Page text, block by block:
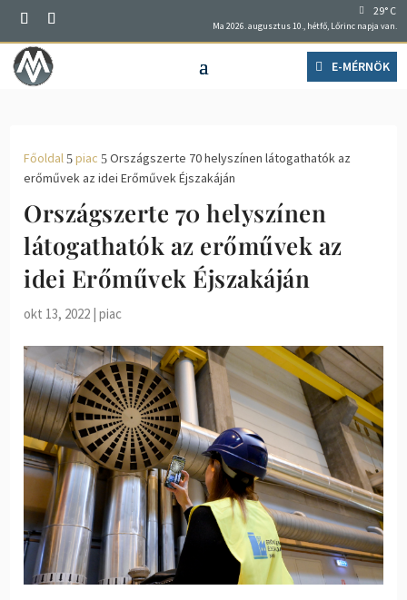
29° C
Ma 2026. augusztus 10., hétfő, Lőrinc napja van.
E-MÉRNÖK
Főoldal 5 piac 5 Országszerte 70 helyszínen látogathatók az
erőművek az idei Erőművek Éjszakáján
Országszerte 70 helyszínen
látogathatók az erőművek az
idei Erőművek Éjszakáján
okt 13, 2022 |piac